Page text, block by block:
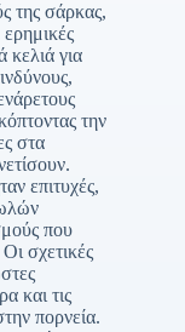
της σάρκας,
κελιά για
την
στα
επιτυχές,
που
σχετικές
και τις
πορνεία.